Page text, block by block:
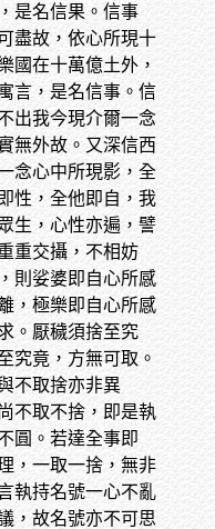
是名信果。信事
盡故，依心所現十
國在十萬億土外，
言，是名信事。信
出我今現介爾一念
無外故。又深信西
念心中所現影，全
性，全他即自，我
生，心性亦遍，譬
重交攝，不相妨
則娑婆即自心所感
，極樂即自心所感
。厭穢須捨至究
究竟，方無可取。
不取捨亦非異
不取不捨，即是執
圓。若達全事即
，一取一捨，無非
執持名號一心不亂
，故名號亦不可思